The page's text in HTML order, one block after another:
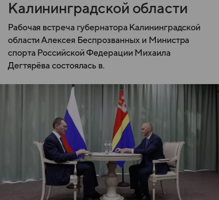
Калининградской области
Рабочая встреча губернатора Калининградской
области Алексея Беспрозванных и Министра
спорта Российской Федерации Михаила
Дегтярёва состоялась в.